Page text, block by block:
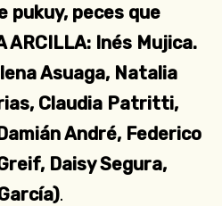
pukuy, peces que
ARCILLA: Inés Mujica.
Asuaga, Natalia
Claudia Patritti,
André, Federico
Daisy Segura,
.